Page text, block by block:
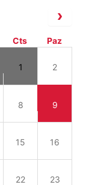
Cts Paz
1 2
8 9
15 16
22 23